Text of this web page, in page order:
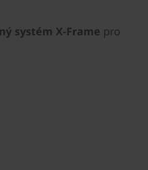
systém X-Frame pro